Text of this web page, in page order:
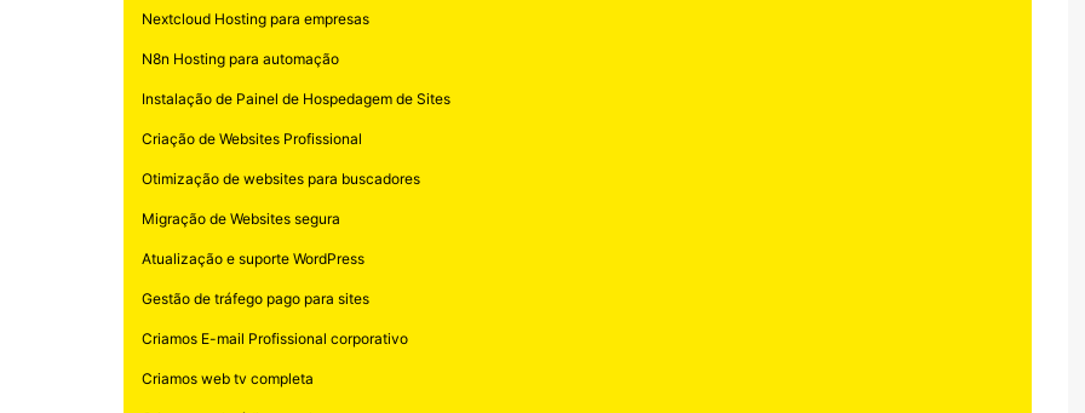
Nextcloud Hosting para empresas
N8n Hosting para automação
Instalação de Painel de Hospedagem de Sites
Criação de Websites Profissional
Otimização de websites para buscadores
Migração de Websites segura
Atualização e suporte WordPress
Gestão de tráfego pago para sites
Criamos E-mail Profissional corporativo
Criamos web tv completa